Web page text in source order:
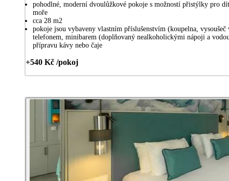
pohodlné, moderní dvoulůžkové pokoje s možností přistýlky pro
moře
cca 28 m2
pokoje jsou vybaveny vlastním příslušenstvím (koupelna,
telefonem, minibarem (doplňovaný nealkoholickými nápoji a
přípravu kávy nebo čaje
+540 Kč /pokoj